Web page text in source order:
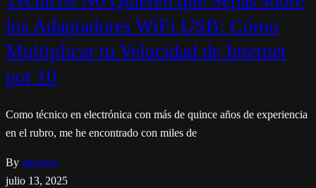
los Adaptadores WiFi USB: Cómo
Multiplicar tu Velocidad de Internet
por 10
Como técnico en electrónica con más de quince años de experiencia
en el rubro, me he encontrado con miles de
By dacstyle
julio 13, 2025